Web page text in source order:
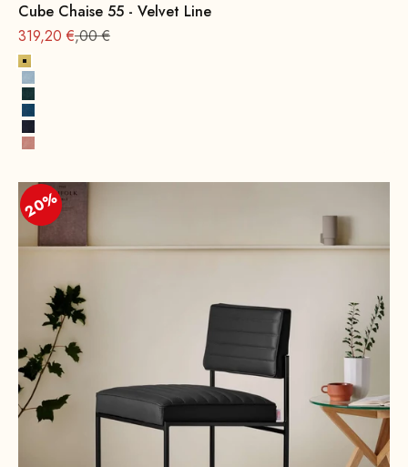
Cube Chaise 55 - Velvet Line
Offre à partir de
319,20 €Prix normal : 399
,00 €
Jaune citron
Bleu glacé
Vert chasseur
Bleu royal
Bleu marine
Rose
20%